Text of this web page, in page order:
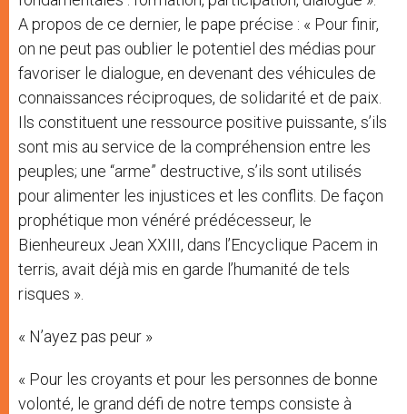
A propos de ce dernier, le pape précise : « Pour finir,
on ne peut pas oublier le potentiel des médias pour
favoriser le dialogue, en devenant des véhicules de
connaissances réciproques, de solidarité et de paix.
Ils constituent une ressource positive puissante, s’ils
sont mis au service de la compréhension entre les
peuples; une “arme” destructive, s’ils sont utilisés
pour alimenter les injustices et les conflits. De façon
prophétique mon vénéré prédécesseur, le
Bienheureux Jean XXIII, dans l’Encyclique Pacem in
terris, avait déjà mis en garde l’humanité de tels
risques ».
« N’ayez pas peur »
« Pour les croyants et pour les personnes de bonne
volonté, le grand défi de notre temps consiste à